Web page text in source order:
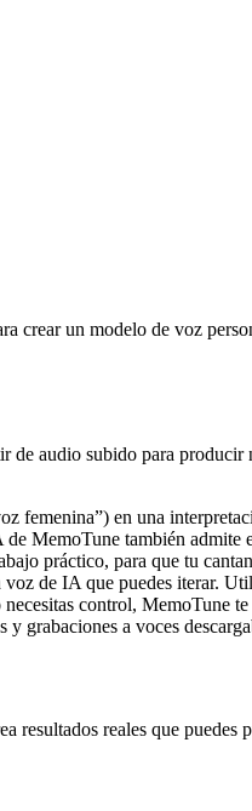
crear un modelo de voz
de audio subido para producir
femenina”) en una
MemoTune también admite
práctico, para que tu
de IA que puedes iterar.
control, MemoTune
grabaciones a voces
resultados reales que puedes